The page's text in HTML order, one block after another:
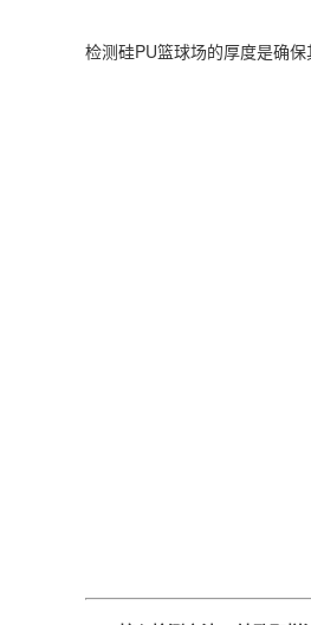
检测硅PU篮球场的厚度是确